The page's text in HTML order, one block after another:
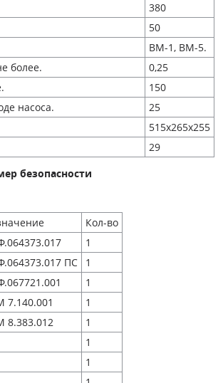
380
50
ВМ-1, ВМ-5.
более.
0,25
150
насоса.
25
515х265х255
29
безопасности
Кол-во
1
ПС
1
1
7.140.001
1
8.383.012
1
1
1